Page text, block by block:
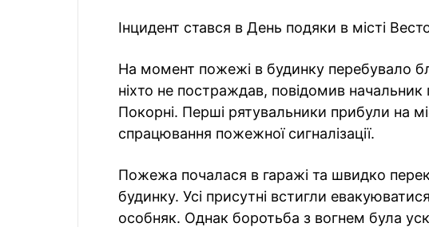
Інцидент стався в День подяки в місті
На момент пожежі в будинку перебувало
ніхто не постраждав, повідомив
Покорні. Перші рятувальники прибули на
спрацювання пожежної сигналізації.
Пожежа почалася в гаражі та швидко
будинку. Усі присутні встигли
особняк. Однак боротьба з вогнем була